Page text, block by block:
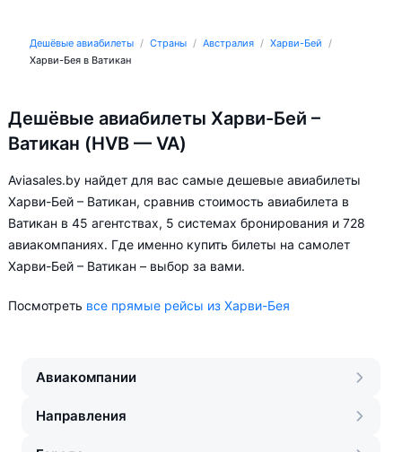
Дешёвые авиабилеты Страны Австралия
Харви-Бей
Харви-Бея в Ватикан
Дешёвые авиабилеты Харви-Бей –
Ватикан (HVB — VA)
Aviasales.by найдет для вас самые дешевые авиабилеты
Харви-Бей – Ватикан, сравнив стоимость авиабилета в
Ватикан в 45 агентствах, 5 системах бронирования и 728
авиакомпаниях. Где именно купить билеты на самолет
Харви-Бей – Ватикан – выбор за вами.
Посмотреть все прямые рейсы из Харви-Бея
Авиакомпании
Направления